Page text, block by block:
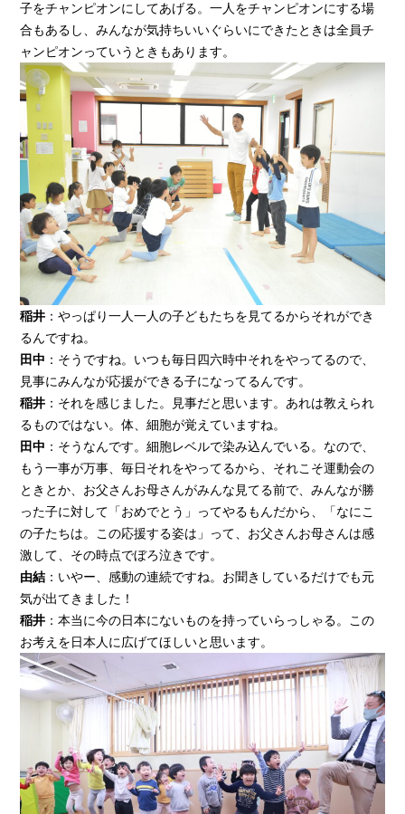
子をチャンピオンにしてあげる。一人をチャンピオンにする場
合もあるし、みんなが気持ちいいぐらいにできたときは全員チ
ャンピオンっていうときもあります。
稲井 ：やっぱり一人一人の子どもたちを見てるからそれができ
るんですね。
田中 ：そうですね。いつも毎日四六時中それをやってるので、
見事にみんなが応援ができる子になってるんです。
稲井 ：それを感じました。見事だと思います。あれは教えられ
るものではない。体、細胞が覚えていますね。
田中 ：そうなんです。細胞レベルで染み込んでいる。なので、
もう一事が万事、毎日それをやってるから、それこそ運動会の
ときとか、お父さんお母さんがみんな見てる前で、みんなが勝
った子に対して「おめでとう」ってやるもんだから、「なにこ
の子たちは。この応援する姿は」って、お父さんお母さんは感
激して、その時点でぼろ泣きです。
由結 ：いやー、感動の連続ですね。お聞きしているだけでも元
気が出てきました！
稲井 ：本当に今の日本にないものを持っていらっしゃる。この
お考えを日本人に広げてほしいと思います。